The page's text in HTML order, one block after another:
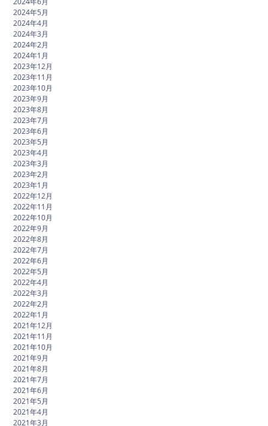
2024年5月
2024年4月
2024年3月
2024年2月
2024年1月
2023年12月
2023年11月
2023年10月
2023年9月
2023年8月
2023年7月
2023年6月
2023年5月
2023年4月
2023年3月
2023年2月
2023年1月
2022年12月
2022年11月
2022年10月
2022年9月
2022年8月
2022年7月
2022年6月
2022年5月
2022年4月
2022年3月
2022年2月
2022年1月
2021年12月
2021年11月
2021年10月
2021年9月
2021年8月
2021年7月
2021年6月
2021年5月
2021年4月
2021年3月